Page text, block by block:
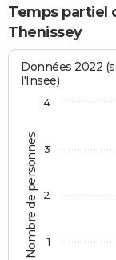
Temps partiel
Thenissey
Nombre de personnes
Données 2022
l'Insee)
1
2
3
4